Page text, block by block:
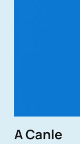
A Canle